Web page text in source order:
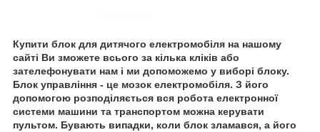
Купити блок для дитячого електромобіля на нашому
сайті Ви зможете всього за кілька кліків або
зателефонувати нам і ми допоможемо у виборі блоку.
Блок управління - це мозок електромобіля. З його
допомогою розподіляється вся робота електронної
системи машини та транспортом можна керувати
пультом. Бувають випадки, коли блок зламався, а його